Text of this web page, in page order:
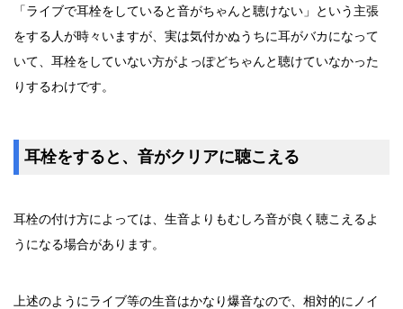
「ライブで耳栓をしていると音がちゃんと聴けない」という主張
をする人が時々いますが、実は気付かぬうちに耳がバカになって
いて、耳栓をしていない方がよっぽどちゃんと聴けていなかった
りするわけです。
耳栓をすると、音がクリアに聴こえる
耳栓の付け方によっては、生音よりもむしろ音が良く聴こえるよ
うになる場合があります。
上述のようにライブ等の生音はかなり爆音なので、相対的にノイ